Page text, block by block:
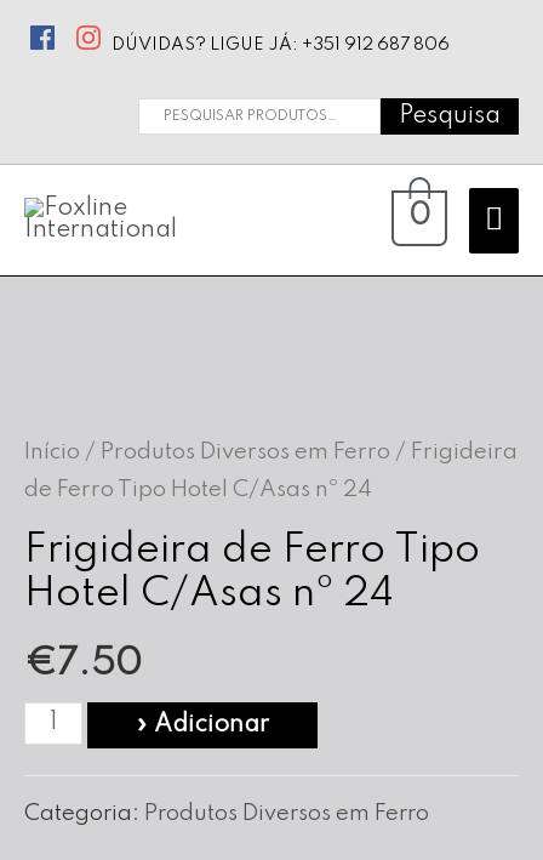
DÚVIDAS? LIGUE JÁ: +351 912 687 806
Pesquisar
Pesquisa
0
Início / Produtos Diversos em Ferro / Frigideira
de Ferro Tipo Hotel C/Asas nº 24
Frigideira de Ferro Tipo
Hotel C/Asas nº 24
€7.50
Quantidade
Frigideira
» Adicionar
Categoria: Produtos Diversos em Ferro